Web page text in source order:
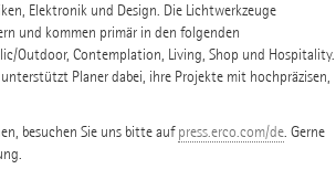
Elektronik und Design. Die Lichtwerkzeuge
und kommen primär in den folgenden
Outdoor, Contemplation, Living, Shop und Hospitality.
Planer dabei, ihre Projekte mit hochpräzisen,
besuchen Sie uns bitte aufpress.erco.com/de. Gerne